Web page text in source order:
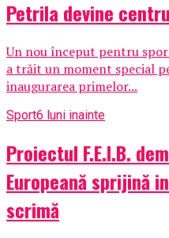
Petrila devine
Un nou început pentru
a trăit un moment special
inaugurarea primelor...
Sport6 luni inainte
Proiectul F.E.I.B.
Europeană sprijină
scrimă